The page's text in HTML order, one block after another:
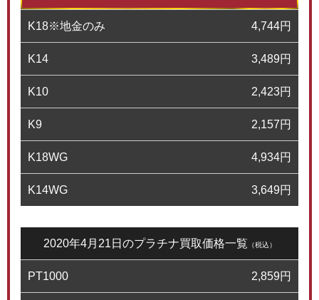
K18※地金のみ 4,744円
K14 3,489円
K10 2,423円
K9 2,157円
K18WG 4,934円
K14WG 3,649円
2020年4月21日のプラチナ買取価格一覧 （税込）
PT1000 2,859円